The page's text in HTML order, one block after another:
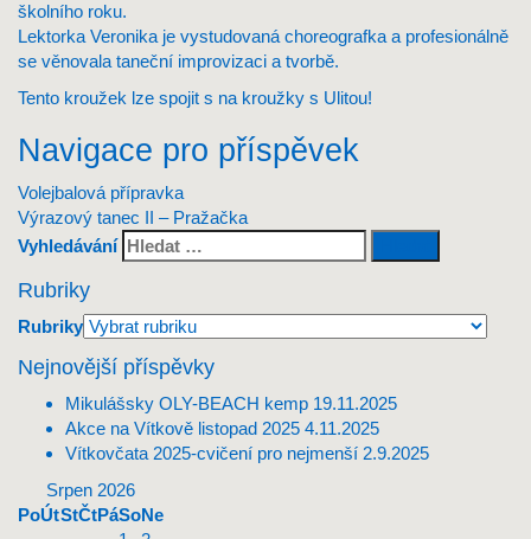
školního roku.
Lektorka Veronika je vystudovaná choreografka a profesionálně
se věnovala taneční improvizaci a tvorbě.
Tento kroužek lze spojit s na kroužky s Ulitou!
Navigace pro příspěvek
Volejbalová přípravka
Výrazový tanec II – Pražačka
Vyhledávání
Rubriky
Rubriky
Nejnovější příspěvky
Mikulášsky OLY-BEACH kemp 19.11.2025
Akce na Vítkově listopad 2025 4.11.2025
Vítkovčata 2025-cvičení pro nejmenší 2.9.2025
Srpen 2026
PoÚtStČtPáSoNe